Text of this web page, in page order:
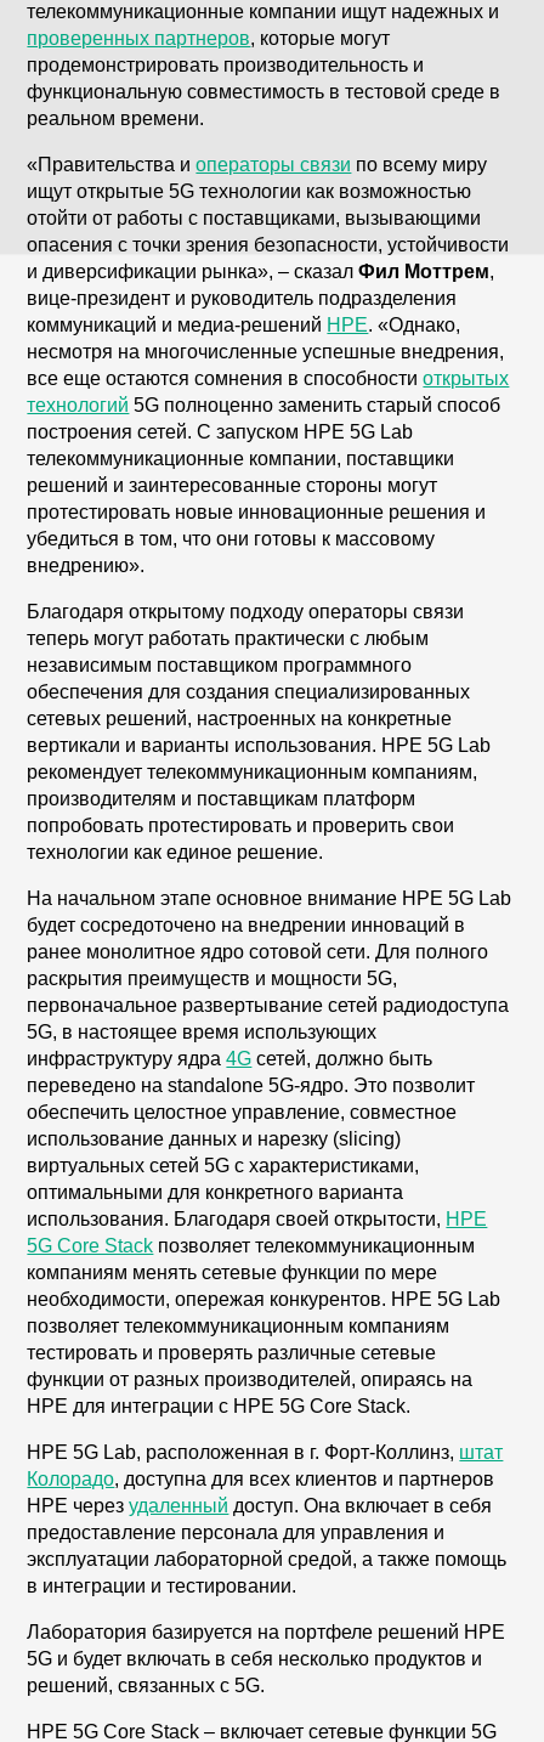
телекоммуникационные компании ищут надежных и
проверенных партнеров, которые могут
продемонстрировать производительность и
функциональную совместимость в тестовой среде в
реальном времени.
«Правительства иоператоры связи по всему миру
ищут открытые 5G технологии как возможностью
отойти от работы с поставщиками, вызывающими
опасения с точки зрения безопасности, устойчивости
и диверсификации рынка», – сказалФил Моттрем,
вице-президент и руководитель подразделения
коммуникаций и медиа-решений HPE. «Однако,
несмотря на многочисленные успешные внедрения,
все еще остаются сомнения в способностиоткрытых
технологий 5G полноценно заменить старый способ
построения сетей. С запуском HPE 5G Lab
телекоммуникационные компании, поставщики
решений и заинтересованные стороны могут
протестировать новые инновационные решения и
убедиться в том, что они готовы к массовому
внедрению».
Благодаря открытому подходу операторы связи
теперь могут работать практически с любым
независимым поставщиком программного
обеспечения для создания специализированных
сетевых решений, настроенных на конкретные
вертикали и варианты использования. HPE 5G Lab
рекомендует телекоммуникационным компаниям,
производителям и поставщикам платформ
попробовать протестировать и проверить свои
технологии как единое решение.
На начальном этапе основное внимание HPE 5G Lab
будет сосредоточено на внедрении инноваций в
ранее монолитное ядро сотовой сети. Для полного
раскрытия преимуществ и мощности 5G,
первоначальное развертывание сетей радиодоступа
5G, в настоящее время использующих
инфраструктуру ядра4G сетей, должно быть
переведено на standalone 5G-ядро. Это позволит
обеспечить целостное управление, совместное
использование данных и нарезку (slicing)
виртуальныx сетей 5G с характеристиками,
оптимальными для конкретного варианта
использования. Благодаря своей открытости, HPE
5G Core Stack позволяет телекоммуникационным
компаниям менять сетевые функции по мере
необходимости, опережая конкурентов. HPE 5G Lab
позволяет телекоммуникационным компаниям
тестировать и проверять различные сетевые
функции от разных производителей, опираясь на
HPE для интеграции с HPE 5G Core Stack.
HPE 5G Lab, расположенная в г. Форт-Коллинз, штат
Колорадо, доступна для всех клиентов и партнеров
HPE черезудаленный доступ. Она включает в себя
предоставление персонала для управления и
эксплуатации лабораторной средой, а также помощь
в интеграции и тестировании.
Лаборатория базируется на портфеле решений HPE
5G и будет включать в себя несколько продуктов и
решений, связанных с 5G.
HPE 5G Core Stack – включает сетевые функции 5G